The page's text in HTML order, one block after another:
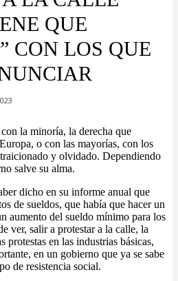
QUE
CON LOS QUE
la minoría, la derecha que
o con las mayorías, con los
y olvidado. Dependiendo
salve su alma.
dicho en su informe anual que
de sueldos, que había que hacer un
aumento del sueldo mínimo para los
ver, salir a protestar a la calle, la
protestas en las industrias básicas,
en un gobierno que ya se sabe
de resistencia social.